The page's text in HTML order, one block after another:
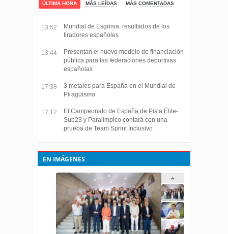
ÚLTIMA HORA MÁS LEÍDAS MÁS COMENTADAS
13:52
Mundial de Esgrima: resultados de los
tiradores españoles
13:44
Presentan el nuevo modelo de financiación
pública para las federaciones deportivas
españolas
17:38
3 metales para España en el Mundial de
Piragüismo
17:12
El Campeonato de España de Pista Élite-
Sub23 y Paralímpico contará con una
prueba de Team Sprint Inclusivo
EN IMÁGENES